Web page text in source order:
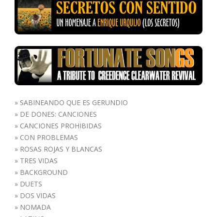
» SABINEANDO QUE ES GERUNDIO
» DE DONES: CANCIONES
» CANCIONES PROHIBIDAS
» CON PROBLEMAS
» ROSAS ROJAS Y BLANCAS
» TRES VIDAS
» BACKGROUND
» DUETS
» DOS VIDAS
» NOMADA